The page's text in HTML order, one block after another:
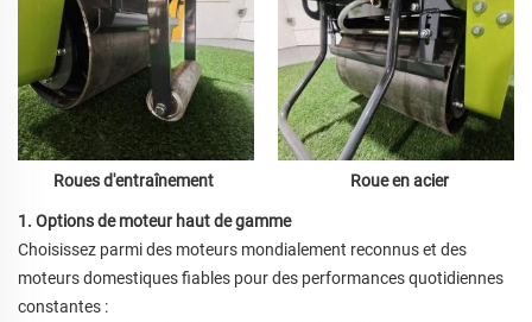
Roues d'entraînement Roue en acier
1. Options de moteur haut de gamme
Choisissez parmi des moteurs mondialement reconnus et des
moteurs domestiques fiables pour des performances quotidiennes
constantes :